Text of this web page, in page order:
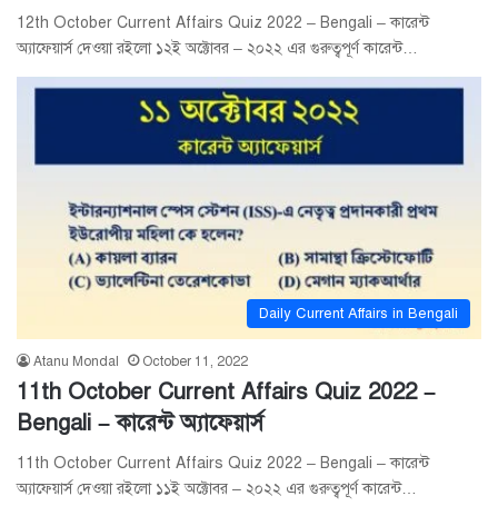
12th October Current Affairs Quiz 2022 – Bengali – কারেন্ট
অ্যাফেয়ার্স দেওয়া রইলো ১২ই অক্টোবর – ২০২২ এর গুরুত্বপূর্ণ কারেন্ট…
Daily Current Affairs in Bengali
Atanu Mondal October 11, 2022
11th October Current Affairs Quiz 2022 –
Bengali – কারেন্ট অ্যাফেয়ার্স
11th October Current Affairs Quiz 2022 – Bengali – কারেন্ট
অ্যাফেয়ার্স দেওয়া রইলো ১১ই অক্টোবর – ২০২২ এর গুরুত্বপূর্ণ কারেন্ট…